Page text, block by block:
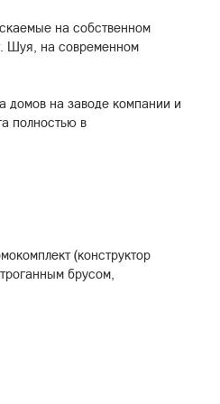
на собственном
Шуя, на современном
домов на заводе компании и
полностью в
(конструктор
брусом,